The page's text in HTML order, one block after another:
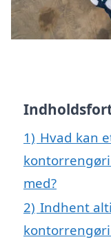
1) Hvad kan
med?
2) Indhent